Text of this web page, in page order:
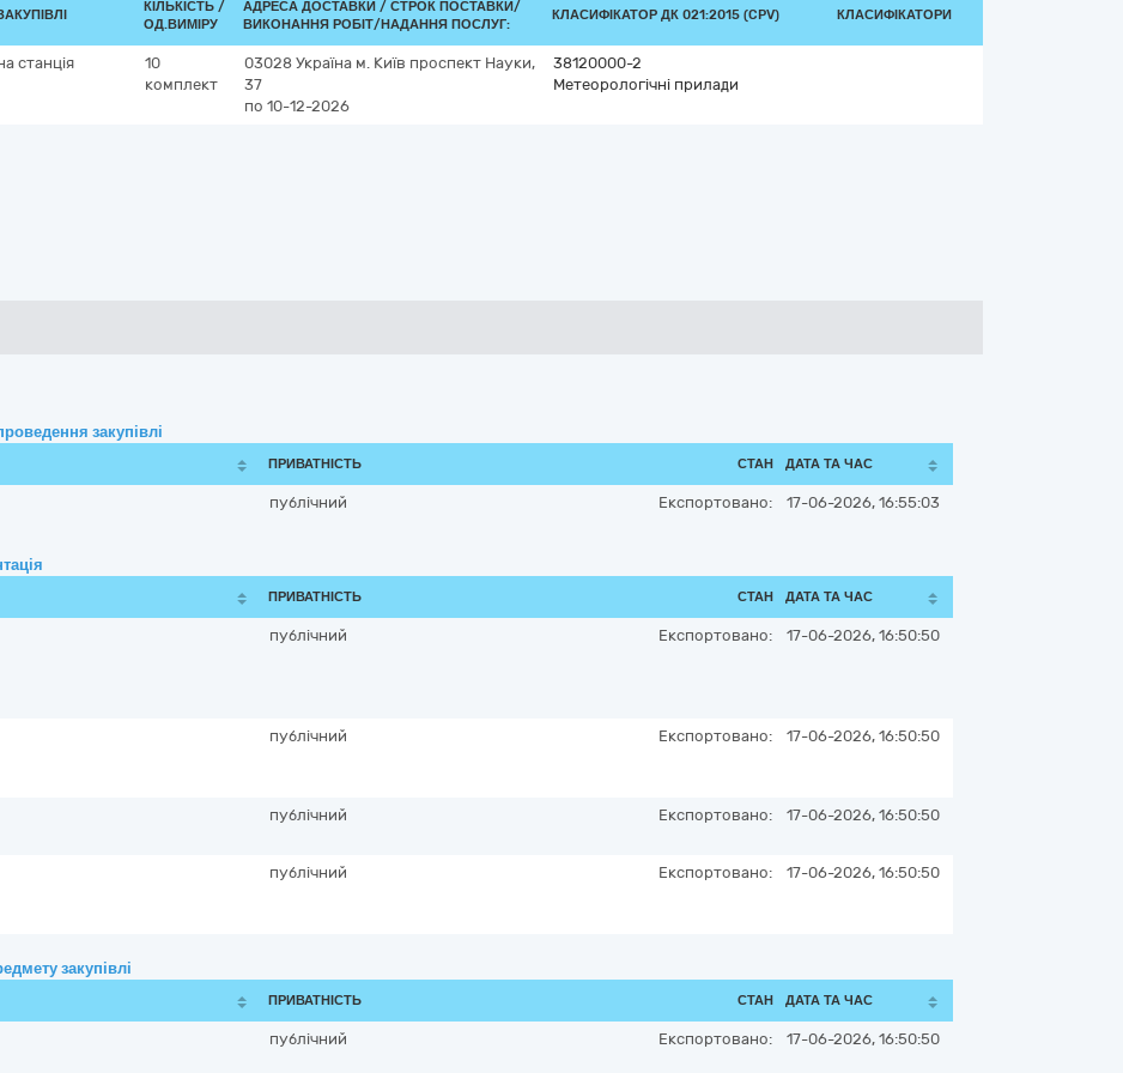
КІЛЬКІСТЬ /
ОД.ВИМІРУ
АДРЕСА ДОСТАВКИ / СТРОК ПОСТАВКИ/
ВИКОНАННЯ РОБІТ/НАДАННЯ ПОСЛУГ:
КЛАСИФІКАТОР ДК 021:2015 (CPV) КЛАСИФІКАТОРИ
станція
10
комплект
03028 Україна м. Київ проспект Науки,
37
по 10-12-2026
38120000-2
Метеорологічні прилади
закупівлі
ПРИВАТНІСТЬ СТАН ДАТА ТА ЧАС
публічний Експортовано: 17-06-2026, 16:55:03
ПРИВАТНІСТЬ СТАН ДАТА ТА ЧАС
публічний Експортовано: 17-06-2026, 16:50:50
публічний Експортовано: 17-06-2026, 16:50:50
публічний Експортовано: 17-06-2026, 16:50:50
публічний Експортовано: 17-06-2026, 16:50:50
закупівлі
ПРИВАТНІСТЬ СТАН ДАТА ТА ЧАС
публічний Експортовано: 17-06-2026, 16:50:50